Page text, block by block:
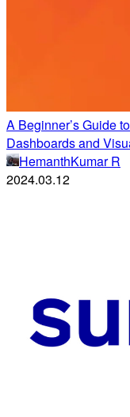
A Beginner’s Guide
Dashboards and
HemanthKumar R
2024.03.12